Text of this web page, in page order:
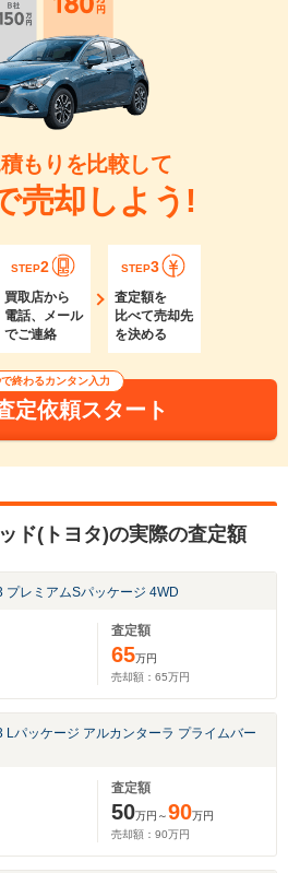
もりを比較して
売却しよう!
STEP2
買取店から
電話、メール
でご連絡
STEP3
査定額を
比べて売却先
を決める
終わるカンタン入力
定依頼スタート
ド(トヨタ)の実際の査定額
プレミアムSパッケージ 4WD
査定額
65万円
売却額： 65万円
Lパッケージ アルカンターラ プライムバー
査定額
50万円～90万円
売却額： 90万円